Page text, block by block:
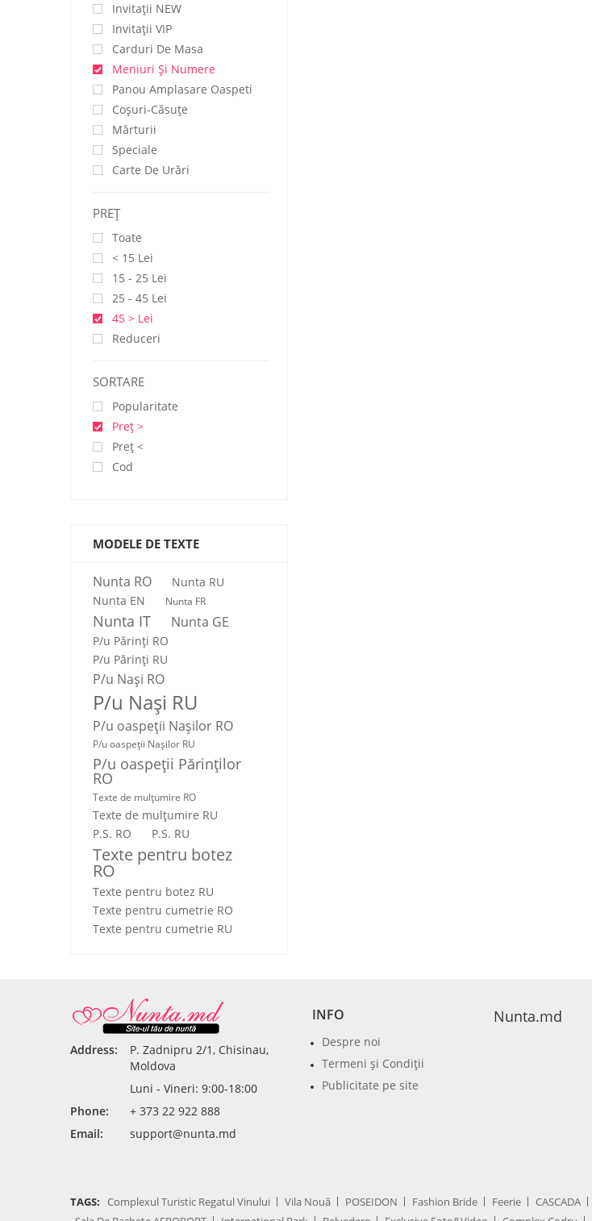
Invitaţii NEW
Invitaţii VIP
Carduri De Masa
Meniuri Și Numere
Panou Amplasare Oaspeti
Coșuri-Căsuțe
Mărturii
Speciale
Carte De Urări
PREŢ
Toate
< 15 Lei
15 - 25 Lei
25 - 45 Lei
45 > Lei
Reduceri
SORTARE
Popularitate
Preţ >
Preţ <
Cod
MODELE DE TEXTE
Nunta RO
Nunta RU
Nunta EN
Nunta FR
Nunta IT Nunta GE
P/u Părinți RO
P/u Părinți RU
P/u Nași RO
P/u Nași RU
P/u oaspeții Nașilor RO
P/u oaspeții Nașilor RU
P/u oaspeţii Părinţilor
RO
Texte de mulţumire RO
Texte de mulţumire RU
P.S. RO
P.S. RU
Texte pentru botez
RO
Texte pentru botez RU
Texte pentru cumetrie RO
Texte pentru cumetrie RU
Address:
P. Zadnipru 2/1, Chisinau,
Moldova
Luni - Vineri: 9:00-18:00
Phone:
+ 373 22 922 888
Email:
support@nunta.md
INFO
Despre noi
Termeni şi Condiţii
Publicitate pe site
Nunta.md
TAGS: Complexul Turistic Regatul Vinului Vila Nouă POSEIDON Fashion Bride Feerie CASCADA